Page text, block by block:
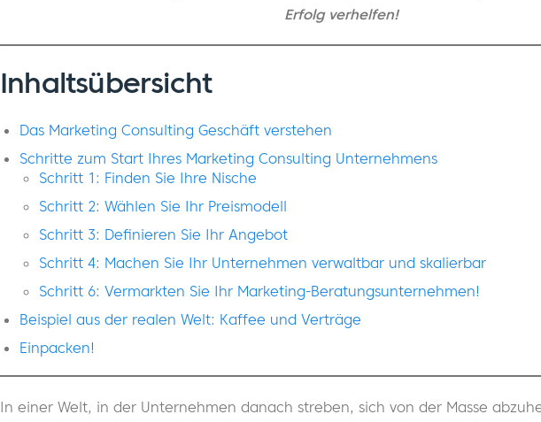
Erfolg verhelfen!
Inhaltsübersicht
Das Marketing Consulting Geschäft verstehen
Schritte zum Start Ihres Marketing Consulting Unternehmens
Schritt 1: Finden Sie Ihre Nische
Schritt 2: Wählen Sie Ihr Preismodell
Schritt 3: Definieren Sie Ihr Angebot
Schritt 4: Machen Sie Ihr Unternehmen verwaltbar und skalierbar
Schritt 6: Vermarkten Sie Ihr Marketing-Beratungsunternehmen!
Beispiel aus der realen Welt: Kaffee und Verträge
Einpacken!
In einer Welt, in der Unternehmen danach streben, sich von der Masse